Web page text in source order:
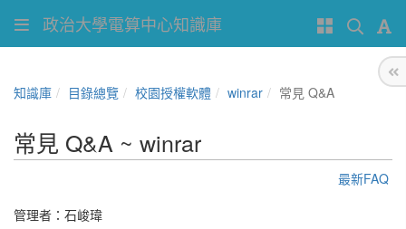
政治大學電算中心知識庫
知識庫 目錄總覽 校園授權軟體 winrar 常見 Q&A
常見 Q&A ~ winrar
最新FAQ
管理者： 石峻瑋